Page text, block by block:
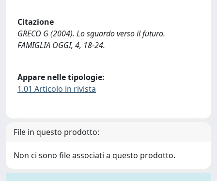
Citazione
GRECO G (2004). Lo sguardo verso il futuro.
FAMIGLIA OGGI, 4, 18-24.
Appare nelle tipologie:
1.01 Articolo in rivista
File in questo prodotto:
Non ci sono file associati a questo prodotto.